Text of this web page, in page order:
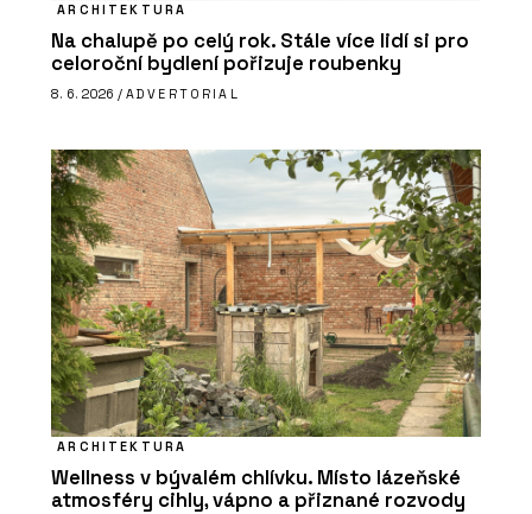
ARCHITEKTURA
Na chalupě po celý rok. Stále více lidí si pro
celoroční bydlení pořizuje roubenky
8. 6. 2026 / ADVERTORIAL
ARCHITEKTURA
Wellness v bývalém chlívku. Místo lázeňské
atmosféry cihly, vápno a přiznané rozvody